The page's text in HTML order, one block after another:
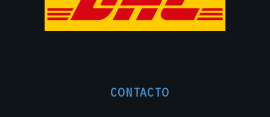
CONTACTO